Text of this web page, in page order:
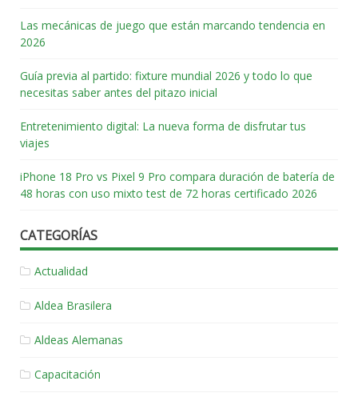
Las mecánicas de juego que están marcando tendencia en
2026
Guía previa al partido: fixture mundial 2026 y todo lo que
necesitas saber antes del pitazo inicial
Entretenimiento digital: La nueva forma de disfrutar tus
viajes
iPhone 18 Pro vs Pixel 9 Pro compara duración de batería de
48 horas con uso mixto test de 72 horas certificado 2026
CATEGORÍAS
Actualidad
Aldea Brasilera
Aldeas Alemanas
Capacitación